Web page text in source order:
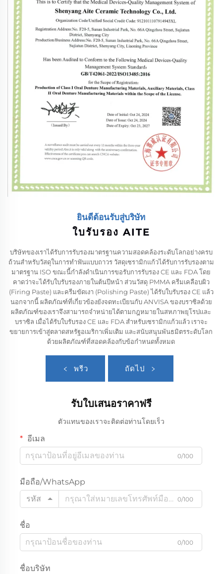
ยินดีต้อนรับสู่บริษัท
ใบรับรอง AITE
บริษัทของเราได้รับการรับรองมาตรฐานความสอดคล้องระดับโลกอย่างครบ
ถ้วนสำหรับวัสดุในการทำฟันแบบถาวร วัสดุเซรามิกแก้วได้รับการรับรองตาม
มาตรฐาน ISO ขณะนี้กำลังดำเนินการขอรับการรับรอง CE และ FDA โดย
คาดว่าจะได้รับใบรับรองภายในต้นปีหน้า ส่วนวัสดุ PMMA ครีมเคลือบผิว
(Firing Paste) และครีมขัดเงา (Polishing Paste) ได้รับใบรับรอง CE แล้ว
นอกจากนี้ ผลิตภัณฑ์ที่เกี่ยวข้องยังจดทะเบียนกับ ANVISA ของบราซิลด้วย
ผลิตภัณฑ์ของเราจึงสามารถจำหน่ายได้ตามกฎหมายในสหภาพยุโรปและ
บราซิล เมื่อได้รับใบรับรอง CE และ FDA สำหรับเซรามิกแก้วแล้ว เราจะ
ขยายการเข้าสู่ตลาดสหรัฐอเมริกาเพิ่มเติม และสนับสนุนพันธมิตรระดับโลก
ด้วยผลิตภัณฑ์ที่สอดคล้องกับข้อกำหนดทั้งหมด
พรีว ถัดไป
รับใบเสนอราคาฟรี
ตัวแทนของเราจะติดต่อท่านโดยเร็ว
อีเมล
0/100
มือถือ/WhatsApp
รหัส
0/100
ชื่อ
0/100
ชื่อบริษัท